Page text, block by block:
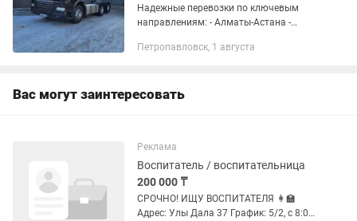
Надежные перевозки по ключевым
направлениям: - Алматы-Астана -
Алматы-Устькаман - Алматы - Орал -
Петропавловск, 1 августа
Вас могут заинтересовать
Реклама
Воспитатель / воспитательница
200 000 ₸
СРОЧНО! ИЩУ ВОСПИТАТЕЛЯ 👩🏫
Адрес: Улы Дала 37 График: 5/2, с 8:00